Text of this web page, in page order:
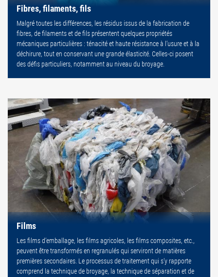
Fibres, filaments, fils
Malgré toutes les différences, les résidus issus de la fabrication de
fibres, de filaments et de fils présentent quelques propriétés
mécaniques particulières : ténacité et haute résistance à l’usure et à la
déchirure, tout en conservant une grande élasticité. Celles-ci posent
des défis particuliers, notamment au niveau du broyage.
Films
Les films d’emballage, les films agricoles, les films composites, etc.,
peuvent être transformés en regranulés qui serviront de matières
premières secondaires. Le processus de traitement qui s’y rapporte
comprend la technique de broyage, la technique de séparation et de